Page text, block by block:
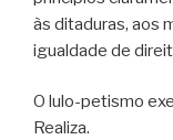
às ditaduras, aos
igualdade de
O lulo-petismo
Realiza.